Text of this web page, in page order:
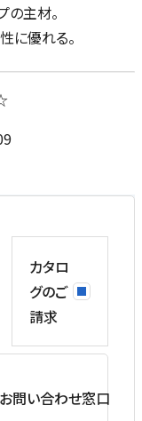
の主材。
に優れる。
カタロ
グのご
請求
問い合わせ窓口